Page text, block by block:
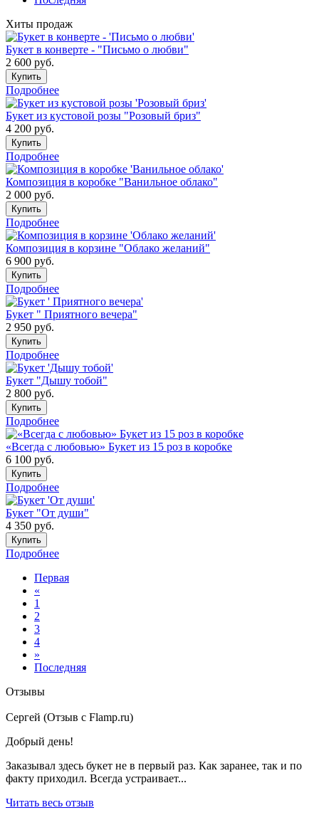
Хиты продаж
Букет в конверте - "Письмо о любви"
2 600 руб.
Купить
Подробнее
Букет из кустовой розы "Розовый бриз"
4 200 руб.
Купить
Подробнее
Композиция в коробке "Ванильное облако"
2 000 руб.
Купить
Подробнее
Композиция в корзине "Облако желаний"
6 900 руб.
Купить
Подробнее
Букет " Приятного вечера"
2 950 руб.
Купить
Подробнее
Букет "Дышу тобой"
2 800 руб.
Купить
Подробнее
«Всегда с любовью» Букет из 15 роз в коробке
6 100 руб.
Купить
Подробнее
Букет "От души"
4 350 руб.
Купить
Подробнее
Первая
«
1
2
3
4
»
Последняя
Отзывы
Сергей (Отзыв с Flamp.ru)
Добрый день!
Заказывал здесь букет не в первый раз. Как заранее, так и по
факту приходил. Всегда устраивает...
Читать весь отзыв